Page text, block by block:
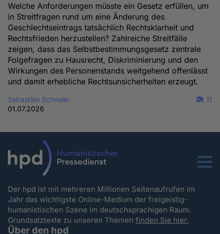
Welche Anforderungen müsste ein Gesetz erfüllen, um
in Streitfragen rund um eine Änderung des
Geschlechtseintrags tatsächlich Rechtsklarheit und
Rechtsfrieden herzustellen? Zahlreiche Streitfälle
zeigen, dass das Selbstbestimmungsgesetz zentrale
Folgefragen zu Hausrecht, Diskriminierung und den
Wirkungen des Personenstands weitgehend offenlässt
und damit erhebliche Rechtsunsicherheiten erzeugt.
Sebastian Schnelle
01.07.2026
11
Menu
Der hpd ist mit mehreren Millionen Seitenaufrufen im
Jahr das wichtigste Online-Medium der freigeistig-
humanistischen Szene im deutschsprachigen Raum.
Grundsatztexte zu unseren Themenfinden Sie hier.
Über den hpd